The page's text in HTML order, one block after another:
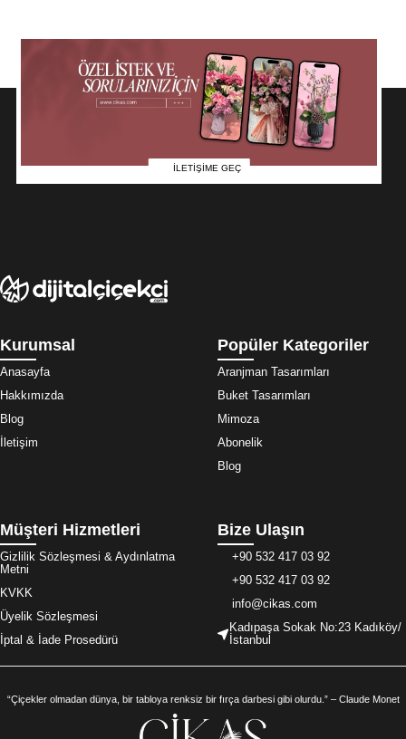
İLETİŞİME GEÇ
Kurumsal
Anasayfa
Hakkımızda
Blog
İletişim
Popüler Kategoriler
Aranjman Tasarımları
Buket Tasarımları
Mimoza
Abonelik
Blog
Müşteri Hizmetleri
Gizlilik Sözleşmesi & Aydınlatma
Metni
KVKK
Üyelik Sözleşmesi
İptal & İade Prosedürü
Bize Ulaşın
+90 532 417 03 92
+90 532 417 03 92
info@cikas.com
Kadıpaşa Sokak No:23 Kadıköy/
İstanbul
“Çiçekler olmadan dünya, bir tabloya renksiz bir fırça darbesi gibi olurdu.” – Claude Monet